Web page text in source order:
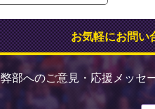
お気軽にお問い
弊部へのご意見・応援メッセ